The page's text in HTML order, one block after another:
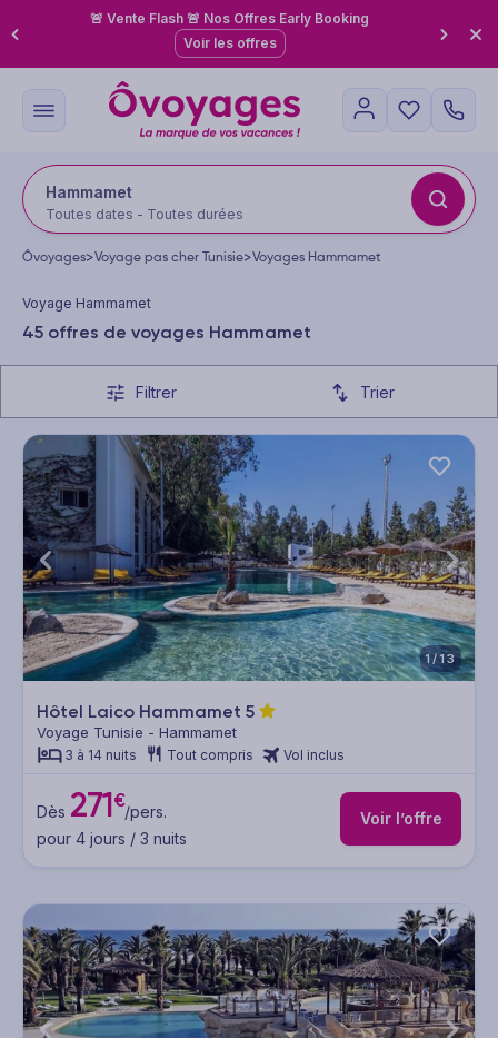
🚨 Vente Flash 🚨 Nos Offres Early Booking
Voir les offres
Hammamet
Toutes dates - Toutes durées
Ôvoyages>Voyage pas cher Tunisie>Voyages Hammamet
Voyage Hammamet
45 offres de voyages Hammamet
Filtrer Trier
1/13
Hôtel Laico Hammamet 5
Voyage Tunisie - Hammamet
3 à 14 nuits Tout compris Vol inclus
Dès 271€/pers.
pour 4 jours / 3 nuits
Voir l’offre